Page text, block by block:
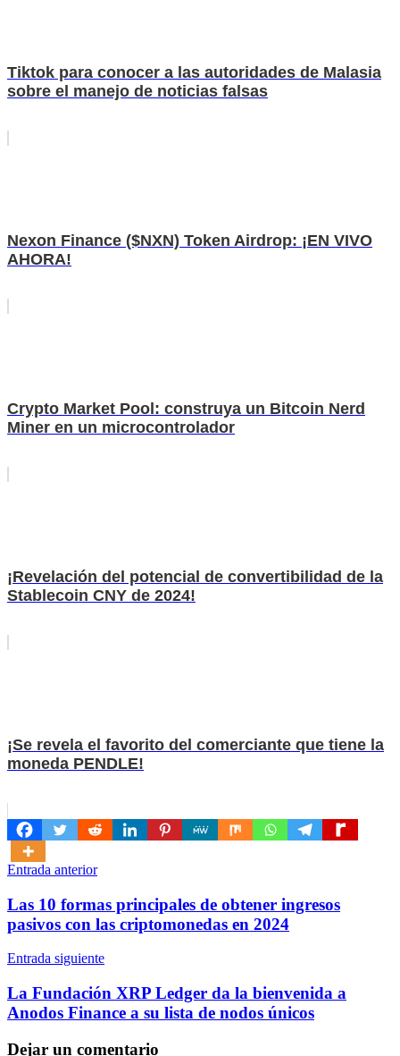
Tiktok para conocer a las autoridades de Malasia
sobre el manejo de noticias falsas
Nexon Finance ($NXN) Token Airdrop: ¡EN VIVO
AHORA!
Crypto Market Pool: construya un Bitcoin Nerd
Miner en un microcontrolador
¡Revelación del potencial de convertibilidad de la
Stablecoin CNY de 2024!
¡Se revela el favorito del comerciante que tiene la
moneda PENDLE!
Navegación
de
entradas
Entrada anterior
Las 10 formas principales de obtener ingresos
pasivos con las criptomonedas en 2024
Entrada siguiente
La Fundación XRP Ledger da la bienvenida a
Anodos Finance a su lista de nodos únicos
Dejar un comentario